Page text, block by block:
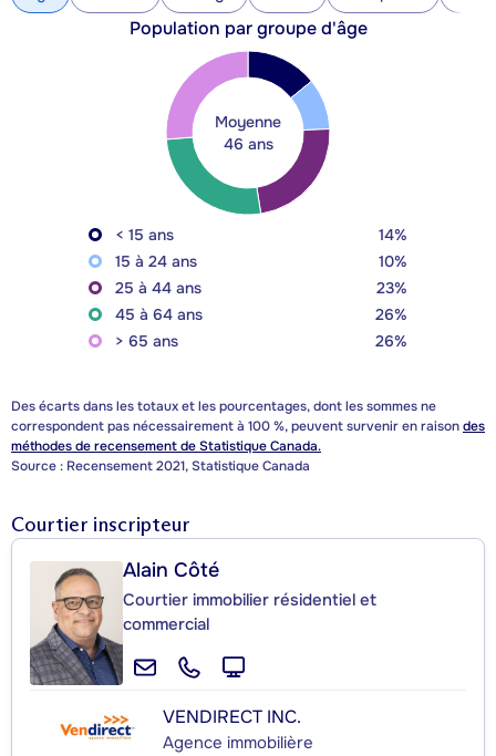
Population par groupe d'âge
Moyenne
46 ans
< 15 ans
14%
15 à 24 ans
10%
25 à 44 ans
23%
45 à 64 ans
26%
> 65 ans
26%
Des écarts dans les totaux et les pourcentages, dont les sommes ne
correspondent pas nécessairement à 100 %, peuvent survenir en raisondes
méthodes de recensement de Statistique Canada.
Source : Recensement 2021, Statistique Canada
Courtier inscripteur
Alain Côté
Courtier immobilier résidentiel et
commercial
VENDIRECT INC.
Agence immobilière